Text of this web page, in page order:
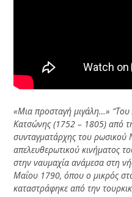
«Μια προσταγή μιγάλη…»
Κατσώνης (1752 – 1805) από
συνταγματάρχης του ρωσικού
απελευθερωτικού κινήματος
στην ναυμαχία ανάμεσα στη
Μαΐου 1790, όπου ο μικρός
καταστράφηκε από την